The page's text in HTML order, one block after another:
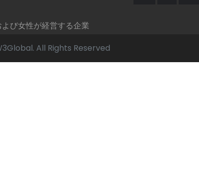
び女性が経営する企業
All Rights Reserved